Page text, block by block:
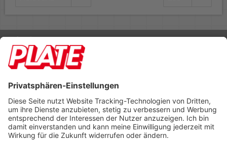
Rufen Sie uns an 04298 401-0
Lieferbedingungen Impressum
Footer anzeigen
PLATE Büromaterial Vertriebs GmbH
Hilligenwarf 5